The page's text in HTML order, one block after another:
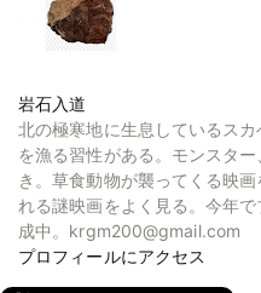
岩石入道
北の極寒地に生息しているス
を漁る習性がある。モンスタ
き。草食動物が襲ってくる映
れる謎映画をよく見る。今年
成中。krgm200@gmail.com
プロフィールにアクセス